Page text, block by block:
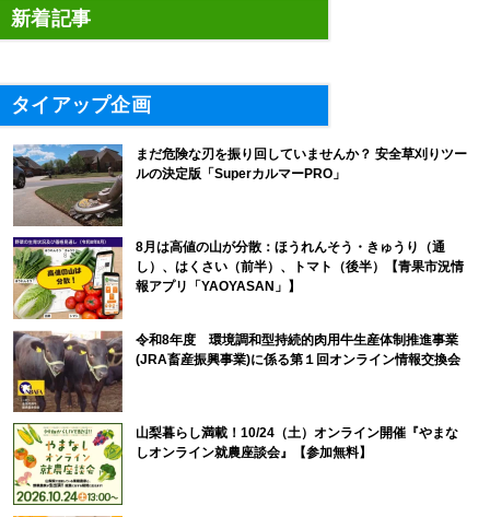
新着記事
タイアップ企画
まだ危険な刃を振り回していませんか？ 安全草刈りツー
ルの決定版「SuperカルマーPRO」
8月は高値の山が分散：ほうれんそう・きゅうり（通
し）、はくさい（前半）、トマト（後半）【青果市況情
報アプリ「YAOYASAN」】
令和8年度 環境調和型持続的肉用牛生産体制推進事業
(JRA畜産振興事業)に係る第１回オンライン情報交換会
山梨暮らし満載！10/24（土）オンライン開催『やまな
しオンライン就農座談会』【参加無料】